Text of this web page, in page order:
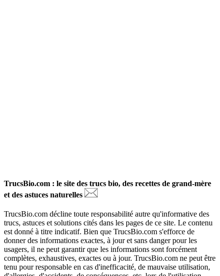
TrucsBio.com : le site des trucs bio, des recettes de grand-mère
et des astuces naturelles
TrucsBio.com décline toute responsabilité autre qu'informative des
trucs, astuces et solutions cités dans les pages de ce site. Le contenu
est donné à titre indicatif. Bien que TrucsBio.com s'efforce de
donner des informations exactes, à jour et sans danger pour les
usagers, il ne peut garantir que les informations sont forcément
complètes, exhaustives, exactes ou à jour. TrucsBio.com ne peut être
tenu pour responsable en cas d'inefficacité, de mauvaise utilisation,